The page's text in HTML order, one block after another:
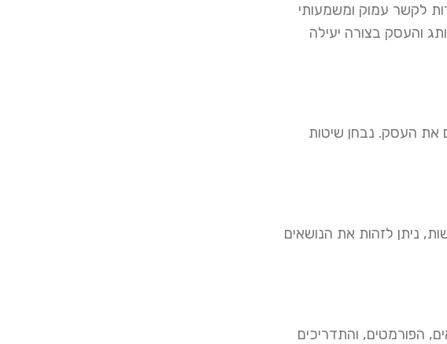
לקשר עמוק ומשמעותי
והעסק בצורה יעילה
את העסק. נבחן שיטות
ניתן לזהות את הנושאים
הפורמטים, והתדריכים